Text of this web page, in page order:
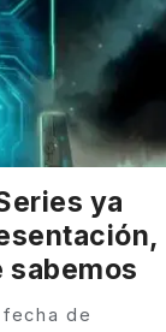
ya
sabemos
de